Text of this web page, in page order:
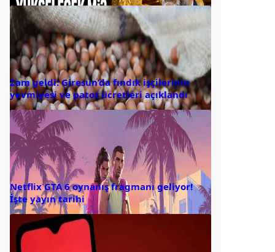
Zam geldi: Giresun’da fındık işçilerinin
yevmiyesi ve patoz ücretleri açıklandı
Netflix GTA 6 oynanış fragmanı geliyor!
İşte yayın tarihi